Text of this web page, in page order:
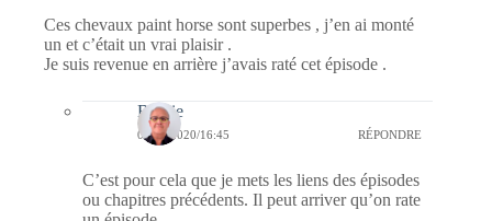
Ces chevaux paint horse sont superbes , j’en ai monté
un et c’était un vrai plaisir .
Je suis revenue en arrière j’avais raté cet épisode .
Bernie
05/09/2020/16:45 RÉPONDRE
C’est pour cela que je mets les liens des épisodes
ou chapitres précédents. Il peut arriver qu’on rate